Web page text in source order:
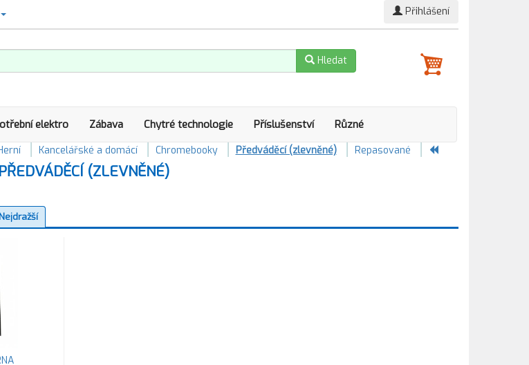
Přihlášení
Hledat
elektro Zábava Chytré technologie Příslušenství Různé
Kancelářské a domácí Chromebooky Předváděcí (zlevněné) Repasované
(ZLEVNĚNÉ)
Nejdražší